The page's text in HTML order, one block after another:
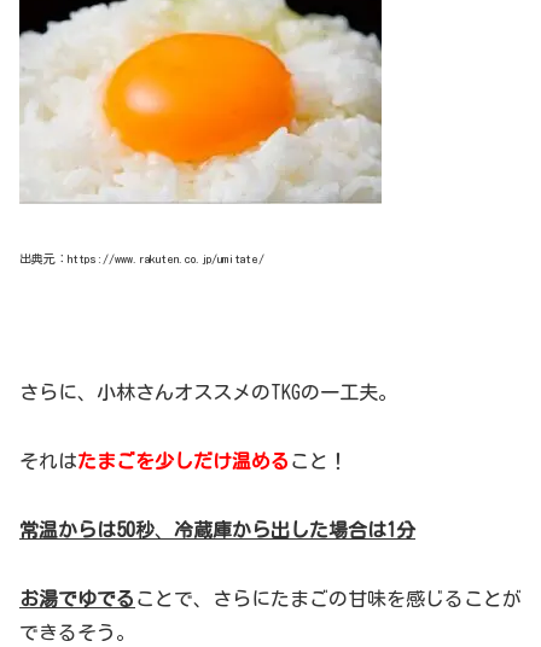
出典元：https://www.rakuten.co.jp/umitate/
さらに、小林さんオススメのTKGの一工夫。
それはたまごを少しだけ温める こと！
常温からは50秒、 冷蔵庫から出した場合は1分
お湯でゆでる ことで、さらにたまごの甘味を感じることが
できるそう。